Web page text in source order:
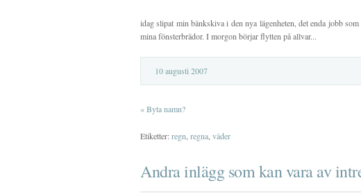
idag slipat min bänkskiva i den nya lägenheten, det enda jobb
mina fönsterbrädor. I morgon börjar flytten på allvar...
10 augusti 2007
«Byta namn?
Etiketter:regn regna väder
Andra inlägg som kan vara av